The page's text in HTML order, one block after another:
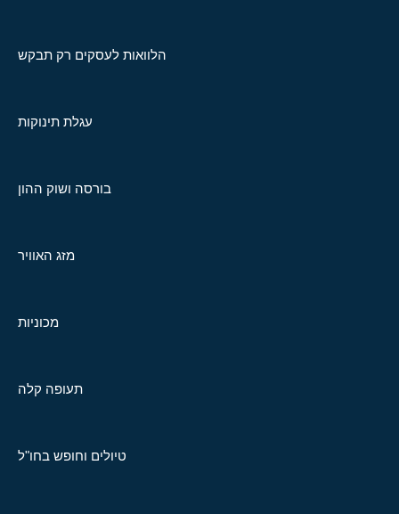
הלוואות לעסקים רק תבקש
עגלת תינוקות
בורסה ושוק ההון
מזג האוויר
מכוניות
תעופה קלה
טיולים וחופש בחו"ל